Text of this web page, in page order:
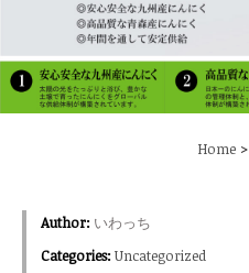
Home>
Author: いわっち
Categories:Uncategorized